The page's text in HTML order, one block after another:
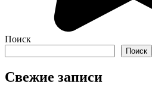
Поиск
Поиск
Свежие записи